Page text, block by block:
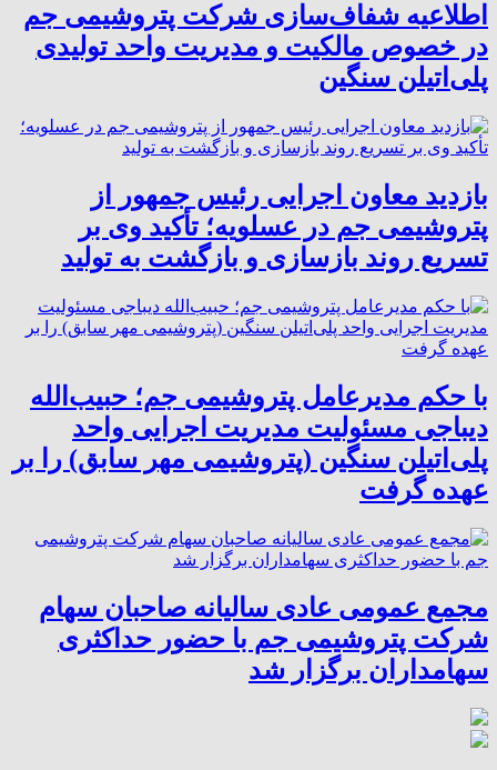
اطلاعیه شفاف‌سازی شرکت پتروشیمی جم
در خصوص مالکیت و مدیریت واحد تولیدی
پلی‌اتیلن سنگین
بازدید معاون اجرایی رئیس جمهور از
پتروشیمی جم در عسلویه؛ تأکید وی بر
تسریع روند بازسازی و بازگشت به تولید
با حکم مدیرعامل پتروشیمی جم؛ حبیب‌الله
دیباجی مسئولیت مدیریت اجرایی واحد
پلی‌اتیلن سنگین (پتروشیمی مهر سابق) را بر
عهده گرفت
مجمع عمومی عادی سالیانه صاحبان سهام
شرکت پتروشیمی جم با حضور حداکثری
سهامداران برگزار شد